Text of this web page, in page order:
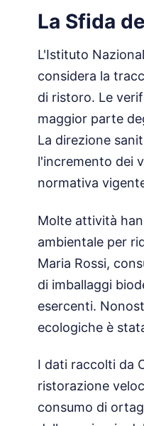
La Sfida
L'Istituto
considera la
di ristoro. Le
maggior parte
La direzione
l'incremento dei
normativa
Molte attività
ambientale per
Maria Rossi,
di imballaggi
esercenti.
ecologiche è
I dati raccolti da
ristorazione
consumo di